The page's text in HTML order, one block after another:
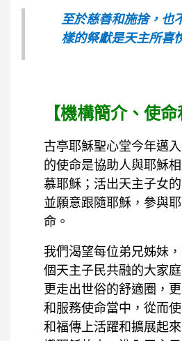
至於慈善和施捨，也
樣的祭獻是天主所喜
【機構簡介、使命
古亭耶穌聖心堂今年邁
的使命是協助人與耶穌
慕耶穌；活出天主子女
並願意跟隨耶穌，參與
命。
我們渴望每位弟兄姊妹
個天主子民共融的大家
更走出世俗的舒適圈，
和服務使命當中，從而
和福傳上活躍和擴展起